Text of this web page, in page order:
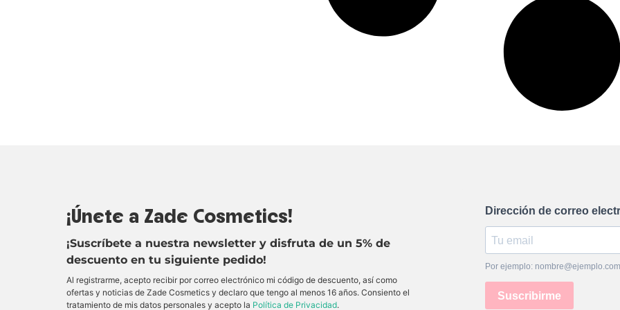
¡Únete a Zade Cosmetics!
¡Suscríbete a nuestra newsletter y disfruta de un 5% de
descuento en tu siguiente pedido!
Al registrarme, acepto recibir por correo electrónico mi código de descuento, así como
ofertas y noticias de Zade Cosmetics y declaro que tengo al menos 16 años. Consiento el
tratamiento de mis datos personales y acepto la Política de Privacidad.
Dirección de correo
Por ejemplo: nombre@ejemplo.com
Suscribirme